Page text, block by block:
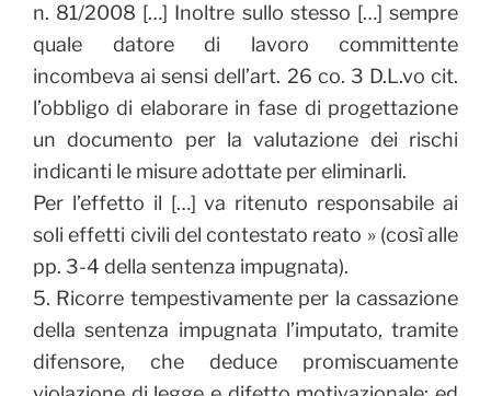
n. 81/2008 […] Inoltre sullo stesso […] sempre
quale datore di lavoro committente
incombeva ai sensi dell’art. 26 co. 3 D.L.vo cit.
l’obbligo di elaborare in fase di progettazione
un documento per la valutazione dei rischi
indicanti le misure adottate per eliminarli.
Per l’effetto il […] va ritenuto responsabile ai
soli effetti civili del contestato reato » (così alle
pp. 3-4 della sentenza impugnata).
5. Ricorre tempestivamente per la cassazione
della sentenza impugnata l’imputato, tramite
difensore, che deduce promiscuamente